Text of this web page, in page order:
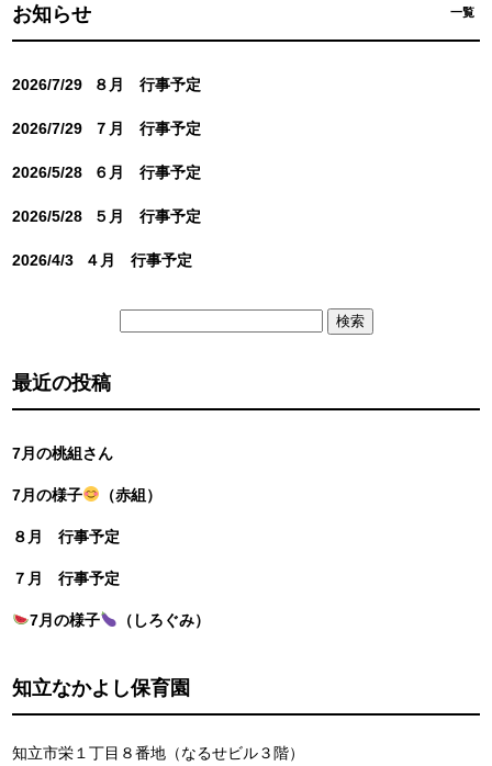
お知らせ 一覧
2026/7/29 ８月 行事予定
2026/7/29 ７月 行事予定
2026/5/28 ６月 行事予定
2026/5/28 ５月 行事予定
2026/4/3 ４月 行事予定
最近の投稿
7月の桃組さん
7月の様子 （赤組）
８月 行事予定
７月 行事予定
7月の様子 （しろぐみ）
知立なかよし保育園
知立市栄１丁目８番地（なるせビル３階）